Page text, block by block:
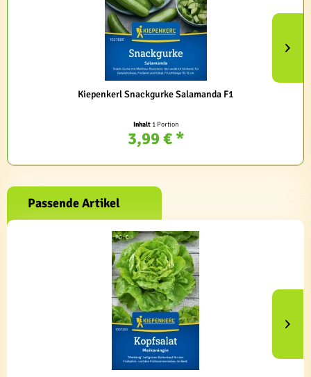
Kiepenkerl Snackgurke Salamanda F1
Inhalt 1 Portion
3,99 € *
Passende Artikel